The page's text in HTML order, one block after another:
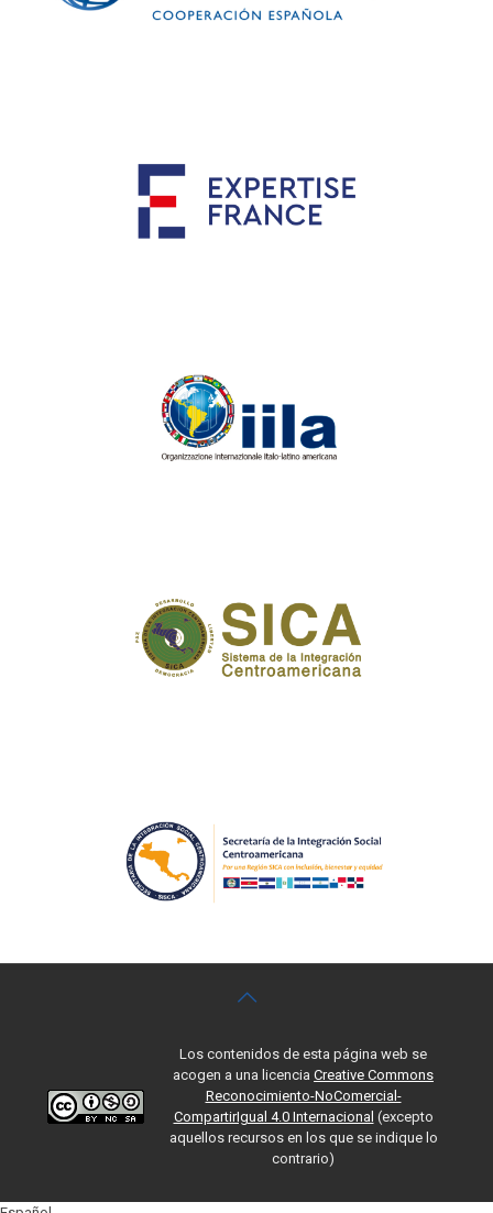
Los contenidos de esta página web se
acogen a una licencia Creative Commons
Reconocimiento-NoComercial-
CompartirIgual 4.0 Internacional (excepto
aquellos recursos en los que se indique lo
contrario)